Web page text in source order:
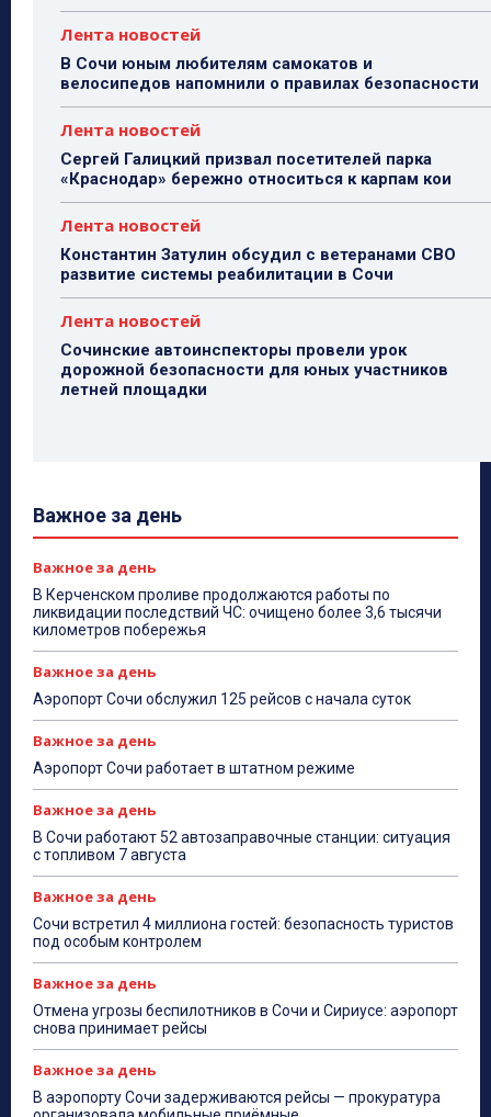
Лента новостей
В Сочи юным любителям самокатов и
велосипедов напомнили о правилах безопасности
Лента новостей
Сергей Галицкий призвал посетителей парка
«Краснодар» бережно относиться к карпам кои
Лента новостей
Константин Затулин обсудил с ветеранами СВО
развитие системы реабилитации в Сочи
Лента новостей
Сочинские автоинспекторы провели урок
дорожной безопасности для юных участников
летней площадки
Важное за день
Важное за день
В Керченском проливе продолжаются работы по
ликвидации последствий ЧС: очищено более 3,6 тысячи
километров побережья
Важное за день
Аэропорт Сочи обслужил 125 рейсов с начала суток
Важное за день
Аэропорт Сочи работает в штатном режиме
Важное за день
В Сочи работают 52 автозаправочные станции: ситуация
с топливом 7 августа
Важное за день
Сочи встретил 4 миллиона гостей: безопасность туристов
под особым контролем
Важное за день
Отмена угрозы беспилотников в Сочи и Сириусе: аэропорт
снова принимает рейсы
Важное за день
В аэропорту Сочи задерживаются рейсы — прокуратура